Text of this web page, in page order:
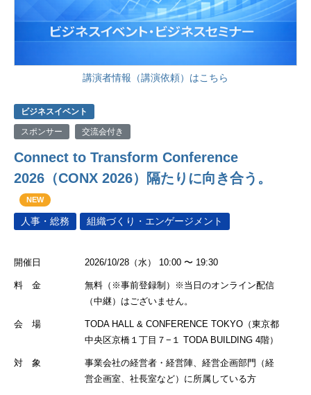
講演者情報（講演依頼）はこちら
ビジネスイベント
スポンサー 交流会付き
Connect to Transform Conference
2026（CONX 2026）隔たりに向き合う。
NEW
人事・総務 組織づくり・エンゲージメント
開催日 2026/10/28（水） 10:00 〜 19:30
料 金
無料（※事前登録制）※当日のオンライン配信
（中継）はございません。
会 場
TODA HALL & CONFERENCE TOKYO（東京都
中央区京橋１丁目７−１ TODA BUILDING 4階）
対 象
事業会社の経営者・経営陣、経営企画部門（経
営企画室、社長室など）に所属している方